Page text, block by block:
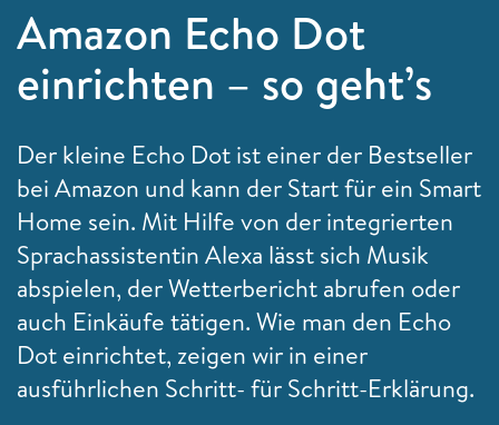
Amazon Echo Dot
einrichten – so geht’s
Der kleine Echo Dot ist einer der Bestseller
bei Amazon und kann der Start für ein Smart
Home sein. Mit Hilfe von der integrierten
Sprachassistentin Alexa lässt sich Musik
abspielen, der Wetterbericht abrufen oder
auch Einkäufe tätigen. Wie man den Echo
Dot einrichtet, zeigen wir in einer
ausführlichen Schritt- für Schritt-Erklärung.